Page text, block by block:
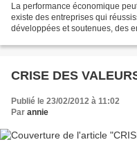
La performance économique
existe des entreprises qui
développées et soutenues, des
CRISE DES
Publié le 23/02/2012 à 11:02
Par annie